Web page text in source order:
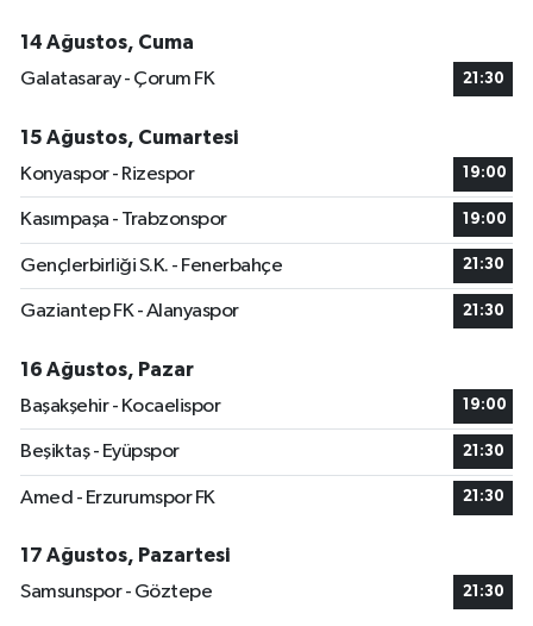
14 Ağustos, Cuma
Galatasaray - Çorum FK
21:30
15 Ağustos, Cumartesi
Konyaspor - Rizespor
19:00
Kasımpaşa - Trabzonspor 19:00
Gençlerbirliği S.K. - Fenerbahçe 21:30
Gaziantep FK - Alanyaspor 21:30
16 Ağustos, Pazar
Başakşehir - Kocaelispor
19:00
Beşiktaş - Eyüpspor 21:30
Amed - Erzurumspor FK 21:30
17 Ağustos, Pazartesi
Samsunspor - Göztepe
21:30